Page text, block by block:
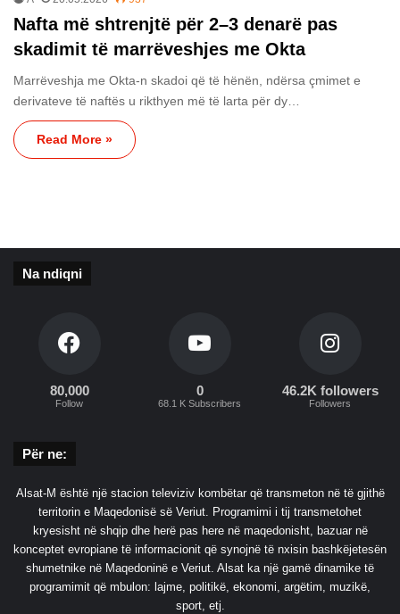
Nafta më shtrenjtë për 2–3 denarë pas
skadimit të marrëveshjes me Okta
Marrëveshja me Okta-n skadoi që të hënën, ndërsa çmimet e
derivateve të naftës u rikthyen më të larta për dy…
Read More »
Na ndiqni
80,000
Follow
0
68.1 K Subscribers
46.2K followers
Followers
Për ne:
Alsat-M është një stacion televiziv kombëtar që transmeton në të gjithë
territorin e Maqedonisë së Veriut. Programimi i tij transmetohet
kryesisht në shqip dhe herë pas here në maqedonisht, bazuar në
konceptet evropiane të informacionit që synojnë të nxisin bashkëjetesën
shumetnike në Maqedoninë e Veriut. Alsat ka një gamë dinamike të
programimit që mbulon: lajme, politikë, ekonomi, argëtim, muzikë,
sport, etj.